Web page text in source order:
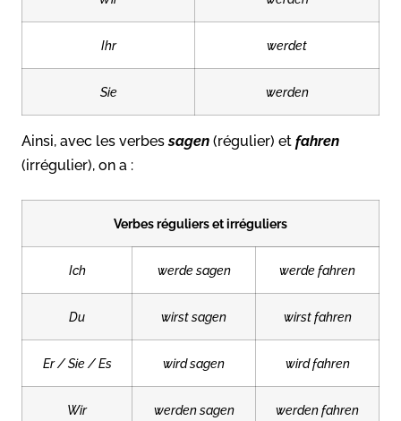
Ihr werdet
Sie werden
Ainsi, avec les verbessagen (régulier) et fahren
(irrégulier), on a :
Verbes réguliers et irréguliers
Ich werde sagen werde fahren
Du wirst sagen wirst fahren
Er / Sie / Es wird sagen wird fahren
Wir werden sagen werden fahren